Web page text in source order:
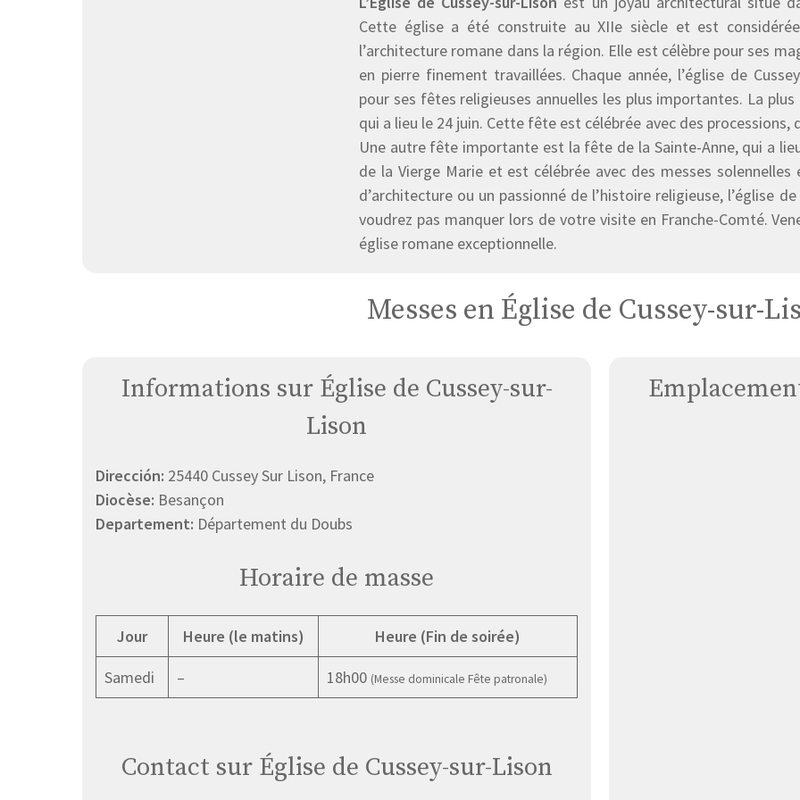
Cette église a été construite au XIIe siècle et est
l’architecture romane dans la région. Elle est célèbre pour ses
en pierre finement travaillées. Chaque année, l’église de
pour ses fêtes religieuses annuelles les plus importantes. La
qui a lieu le 24 juin. Cette fête est célébrée avec des
Une autre fête importante est la fête de la Sainte-Anne, qui a
de la Vierge Marie et est célébrée avec des messes
d’architecture ou un passionné de l’histoire religieuse, l’église
voudrez pas manquer lors de votre visite en Franche-Comté.
église romane exceptionnelle.
Messes en Église de Cussey-sur-
Informations sur Église de Cussey-sur-
Lison
Dirección: 25440 Cussey Sur Lison, France
Diocèse: Besançon
Departement: Département du Doubs
Horaire de masse
Jour Heure (le matins)
Heure (Fin de soirée)
Samedi
– 18h00 (Messe dominicale Fête patronale)
Contact sur Église de Cussey-sur-Lison